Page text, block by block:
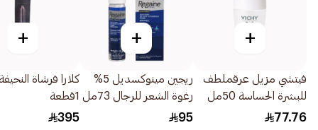
+
فيتشي مزيل عرقملطف
للبشرة الحساسة 50مل
77.76
+
ريجين مينوكسديل 5%
رغوة الشعر للرجال 73مل
95
+
كلارا فرشاة
1قطعة
395